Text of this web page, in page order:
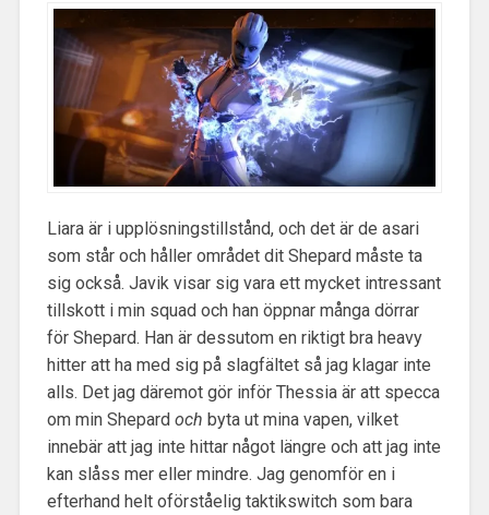
Liara är i upplösningstillstånd, och det är de asari
som står och håller området dit Shepard måste ta
sig också. Javik visar sig vara ett mycket intressant
tillskott i min squad och han öppnar många dörrar
för Shepard. Han är dessutom en riktigt bra heavy
hitter att ha med sig på slagfältet så jag klagar inte
alls. Det jag däremot gör inför Thessia är att specca
om min Shepard och byta ut mina vapen, vilket
innebär att jag inte hittar något längre och att jag inte
kan slåss mer eller mindre. Jag genomför en i
efterhand helt oförståelig taktikswitch som bara